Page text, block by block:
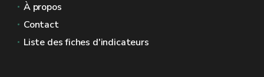
À propos
Contact
Liste des fiches d'indicateurs